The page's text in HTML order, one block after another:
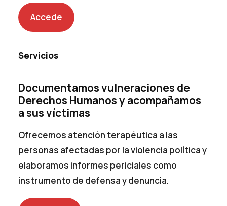
Accede
Servicios
Documentamos vulneraciones de
Derechos Humanos y acompañamos
a sus víctimas
Ofrecemos atención terapéutica a las
personas afectadas por la violencia política y
elaboramos informes periciales como
instrumento de defensa y denuncia.